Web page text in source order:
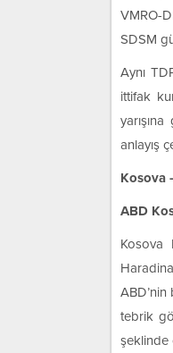
VMRO-
SDSM
Aynı
ittifak
anlayış
Kosova
ABD
Kosova
ABD’nin
tebrik
şeklinde